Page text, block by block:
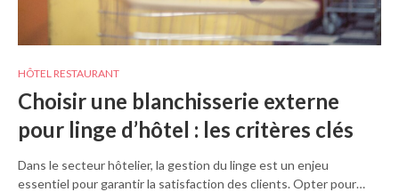
HÔTEL RESTAURANT
Choisir une blanchisserie externe
pour linge d’hôtel : les critères clés
Dans le secteur hôtelier, la gestion du linge est un enjeu
essentiel pour garantir la satisfaction des clients. Opter pour…